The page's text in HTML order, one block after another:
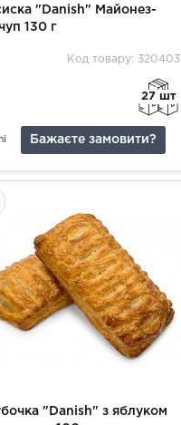
"Danish" Майонез-
130 г
Код товару: 320403
27 шт
Бажаєте замовити?
"Danish" з яблуком